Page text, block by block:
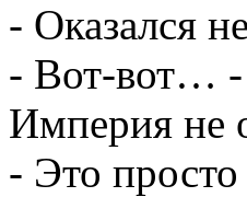
- Оказался
- Вот-вот… -
Империя не
- Это